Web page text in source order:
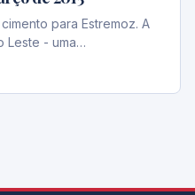
para Estremoz. A
Leste - uma…